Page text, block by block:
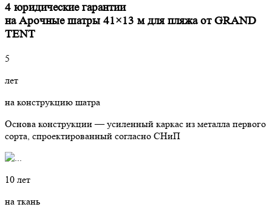
4 юридические гарантии
на Арочные шатры 41×13 м для пляжа от GRAND
TENT
5
лет
на конструкцию шатра
Основа конструкции — усиленный каркас из металла первого
сорта, спроектированный согласно СНиП
10 лет
на ткань